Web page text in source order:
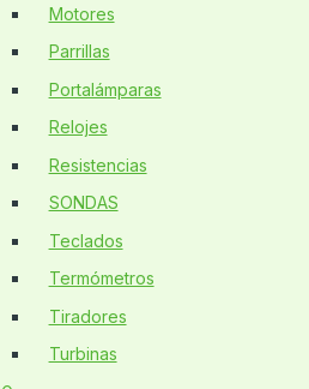
Motores
Parrillas
Portalámparas
Relojes
Resistencias
SONDAS
Teclados
Termómetros
Tiradores
Turbinas